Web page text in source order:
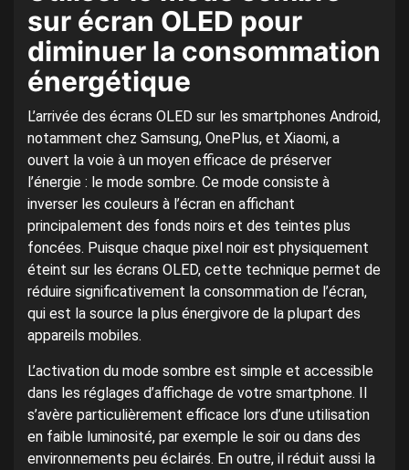
sur écran OLED pour
diminuer la consommation
énergétique
L’arrivée des écrans OLED sur les smartphones Android,
notamment chez Samsung, OnePlus, et Xiaomi, a
ouvert la voie à un moyen efficace de préserver
l’énergie : le mode sombre. Ce mode consiste à
inverser les couleurs à l’écran en affichant
principalement des fonds noirs et des teintes plus
foncées. Puisque chaque pixel noir est physiquement
éteint sur les écrans OLED, cette technique permet de
réduire significativement la consommation de l’écran,
qui est la source la plus énergivore de la plupart des
appareils mobiles.
L’activation du mode sombre est simple et accessible
dans les réglages d’affichage de votre smartphone. Il
s’avère particulièrement efficace lors d’une utilisation
en faible luminosité, par exemple le soir ou dans des
environnements peu éclairés. En outre, il réduit aussi la